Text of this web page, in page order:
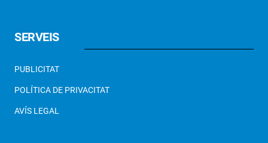
SERVEIS
PUBLICITAT
POLÍTICA DE PRIVACITAT
AVÍS LEGAL